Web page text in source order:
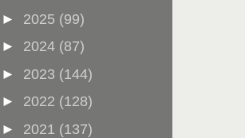
► 2025 (99)
► 2024 (87)
► 2023 (144)
► 2022 (128)
► 2021 (137)